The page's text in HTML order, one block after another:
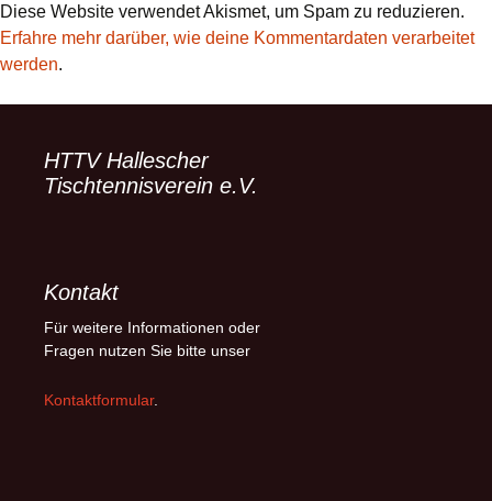
Diese Website verwendet Akismet, um Spam zu reduzieren.
Erfahre mehr darüber, wie deine Kommentardaten verarbeitet
werden.
HTTV Hallescher
Tischtennisverein e.V.
Kontakt
Für weitere Informationen oder
Fragen nutzen Sie bitte unser
Kontaktformular.